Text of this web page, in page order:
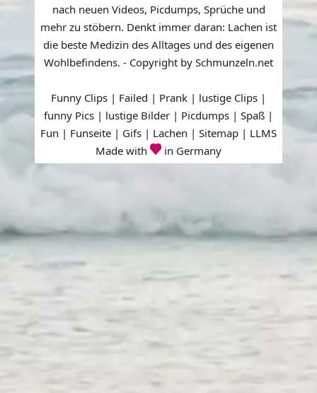
nach neuen Videos, Picdumps, Sprüche und
mehr zu stöbern. Denkt immer daran: Lachen ist
die beste Medizin des Alltages und des eigenen
Wohlbefindens. - Copyright by Schmunzeln.net
Funny Clips | Failed | Prank | lustige Clips |
funny Pics | lustige Bilder | Picdumps | Spaß |
Fun | Funseite | Gifs | Lachen | Sitemap | LLMS
Made with
in Germany